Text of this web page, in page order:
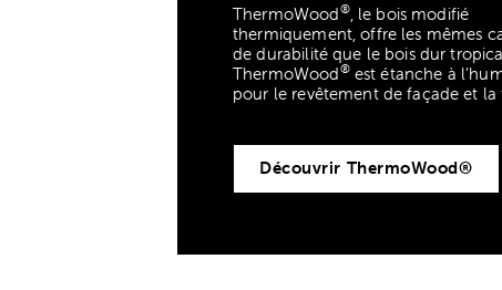
ThermoWood®, le bois modifié
thermiquement, offre les mêmes
de durabilité que le bois dur
ThermoWood®est étanche à
pour le revêtement de façade et la
Découvrir ThermoWood®